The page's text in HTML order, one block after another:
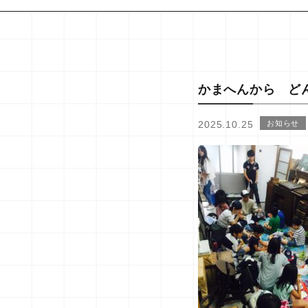
かまへんから ど
2025.10.25 お知らせ